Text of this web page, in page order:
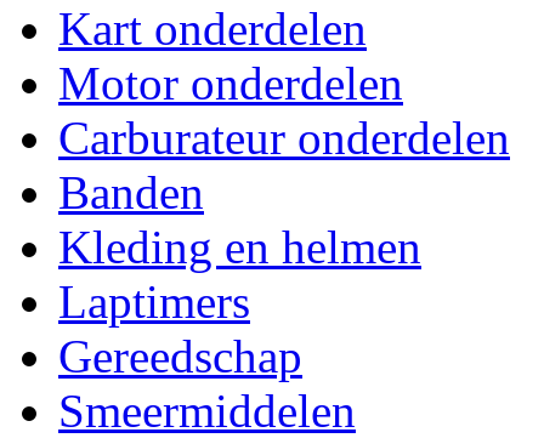
Kart onderdelen
Motor onderdelen
Carburateur onderdelen
Banden
Kleding en helmen
Laptimers
Gereedschap
Smeermiddelen